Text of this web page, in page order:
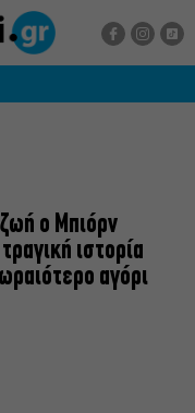
ο Μπιόρν
ιστορία
αγόρι